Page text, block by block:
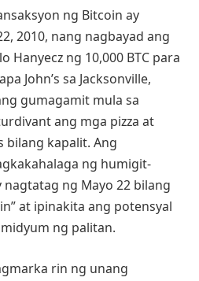
ng Bitcoin ay
2010, nang nagbayad ang
Hanyecz ng 10,000 BTC para
John’s sa Jacksonville,
gumagamit mula sa
ang mga pizza at
bilang kapalit. Ang
ng humigit-
ng Mayo 22 bilang
at ipinakita ang potensyal
ng palitan.
rin ng unang